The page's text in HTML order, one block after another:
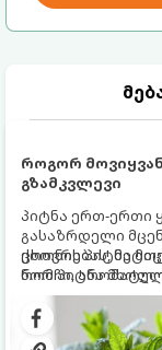
როგორ
გზამკვლევი
პიტნა ერთ-ერთი
გასაზრდელი
ცხოვრებას,
რომ პიტნა
გრუნტში
სწრაფად
ქოთნის პიტნა
ნორჩი,
კერძებისთვის.